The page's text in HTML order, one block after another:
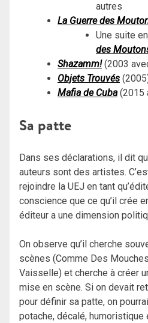
autres
La Guerre des
Une suite
des
Shazamm!(2003
Objets Trouvés
Mafia de Cuba(2015
Sa patte
Dans ses déclarations, il dit
auteurs sont des artistes.
rejoindre la UEJ en tant
conscience que ce qu’il crée
éditeur a une dimension
On observe qu’il cherche
scènes (Comme Des
Vaisselle) et cherche à créer
mise en scène. Si on devait
pour définir sa patte, on
potache, décalé, humoristique